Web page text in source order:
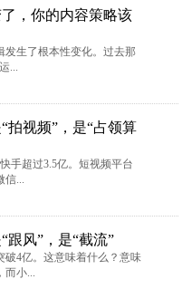
，你的内容策略该
发生了根本性变化。过去那
...
拍视频”，是“占领算
手超过3.5亿。短视频平台
信...
跟风”，是“截流”
破4亿。这意味着什么？意味
而小...